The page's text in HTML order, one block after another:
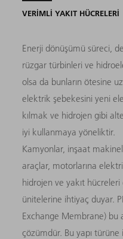
VERİMLİ YAKIT HÜCRELERİ
Enerji dönüşümü süreci,
rüzgar türbinleri ve
olsa da bunların ötesine
elektrik şebekesini yeni
kılmak ve hidrojen gibi
iyi kullanmaya yöneliktir.
Kamyonlar, inşaat
araçlar, motorlarına
hidrojen ve yakıt
ünitelerine ihtiyaç duyar.
Exchange Membrane) bu
çözümdür. Bu yapı